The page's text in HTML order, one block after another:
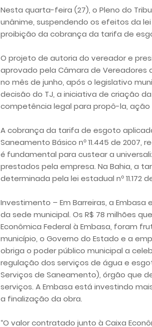
Nesta quarta-feira (27), o Pleno do
unânime, suspendendo os efeitos da lei
proibição da cobrança da tarifa de
O projeto de autoria do vereador e
aprovado pela Câmara de Vereadores
no mês de junho, após o legislativo
decisão do TJ, a iniciativa de criação
competência legal para propô-la,
A cobrança da tarifa de esgoto
Saneamento Básico nº 11.445 de 2007,
é fundamental para custear a
prestados pela empresa. Na Bahia, a
determinada pela lei estadual nº 11.172
Investimento – Em Barreiras, a
da sede municipal. Os R$ 78 milhões
Econômica Federal à Embasa, foram
município, o Governo do Estado e a
obriga o poder público municipal a
regulação dos serviços de água e
Serviços de Saneamento), órgão que
serviços. A Embasa está investindo
a finalização da obra.
“O valor contratado junto à Caixa